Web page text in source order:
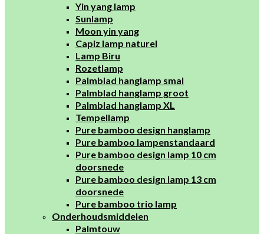
Yin yang lamp
Sunlamp
Moon yin yang
Capiz lamp naturel
Lamp Biru
Rozetlamp
Palmblad hanglamp smal
Palmblad hanglamp groot
Palmblad hanglamp XL
Tempellamp
Pure bamboo design hanglamp
Pure bamboo lampenstandaard
Pure bamboo design lamp 10 cm
doorsnede
Pure bamboo design lamp 13 cm
doorsnede
Pure bamboo trio lamp
Onderhoudsmiddelen
Palmtouw